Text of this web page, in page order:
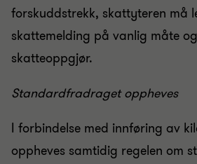
forskuddstrekk, skattyteren må
skattemelding på vanlig måte
skatteoppgjør.
Standardfradraget oppheves
I forbindelse med innføring av
oppheves samtidig regelen om